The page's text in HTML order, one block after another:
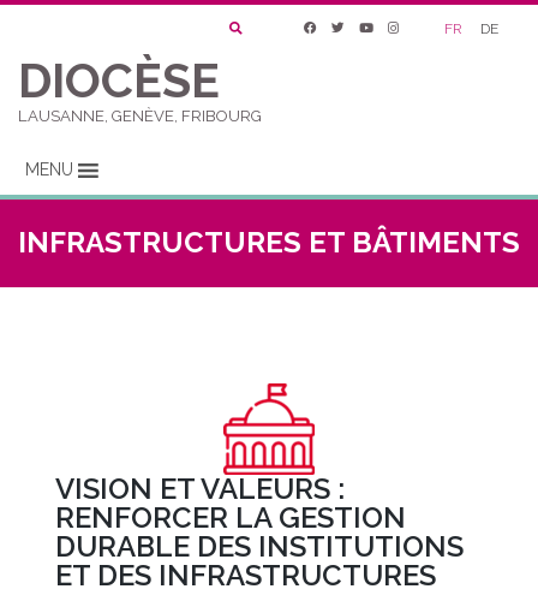
FR DE
DIOCÈSE
LAUSANNE, GENÈVE, FRIBOURG
MENU
INFRASTRUCTURES ET BÂTIMENTS
VISION ET VALEURS :
RENFORCER LA GESTION
DURABLE DES INSTITUTIONS
ET DES INFRASTRUCTURES